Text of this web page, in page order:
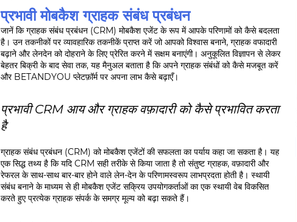
प्रभावी मोबकैश ग्राहक संबंध प्रबंधन
जानें कि ग्राहक संबंध प्रबंधन (CRM) मोबकैश एजेंट के रूप में आपके परिणामों को कैसे बदलता
है। उन तकनीकों पर व्यावहारिक तकनीकें प्राप्त करें जो आपको विश्वास बनाने, ग्राहक वफादारी
बढ़ाने और लेनदेन को दोहराने के लिए प्रेरित करने में सक्षम बनाएंगी। अनुकूलित विज्ञापन से लेकर
बेहतर बिक्री के बाद सेवा तक, यह मैनुअल बताता है कि अपने ग्राहक संबंधों को कैसे मजबूत करें
और BETANDYOU प्लेटफ़ॉर्म पर अपना लाभ कैसे बढ़ाएँ।
प्रभावी CRM आय और ग्राहक वफ़ादारी को कैसे प्रभावित करता
है
ग्राहक संबंध प्रबंधन (CRM) को मोबकैश एजेंटों की सफलता का पर्याय कहा जा सकता है। यह
एक सिद्ध तथ्य है कि यदि CRM सही तरीके से किया जाता है तो संतुष्ट ग्राहक, वफ़ादारी और
रेफरल के साथ-साथ बार-बार होने वाले लेन-देन के परिणामस्वरूप लाभप्रदता होती है। स्थायी
संबंध बनाने के माध्यम से ही मोबकैश एजेंट सक्रिय उपयोगकर्ताओं का एक स्थायी वेब विकसित
करते हुए प्रत्येक ग्राहक संपर्क के समग्र मूल्य को बढ़ा सकते हैं।